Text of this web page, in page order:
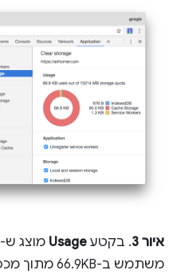
איור 3 . בקטע Usage מוצג ש-
משתמש ב-66.9KB מתוך מכסת המקור של 15,214MB.